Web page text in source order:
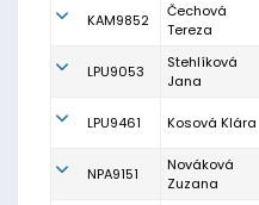
KAM9852
Čechová
Tereza
LPU9053
Stehlíková
Jana
LPU9461 Kosová Klára
NPA9151
Nováková
Zuzana